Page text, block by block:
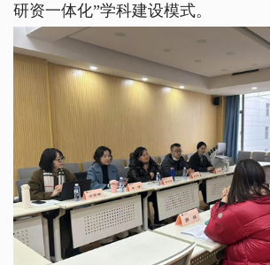
研资一体化”学科建设模式。